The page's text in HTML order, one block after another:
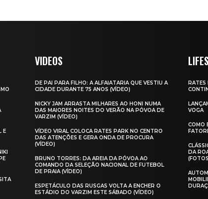
E
VIDEOS
DE PAI PARA FILHO: A ALFAIATARIA QUE VESTIU A
CIDADE DURANTE 75 ANOS (VÍDEO)
NICKY JAM ARRASTA MILHARES AO HONI NUMA
DAS MAIORES NOITES DO VERÃO NA PÓVOA DE
VARZIM (VÍDEO)
VÍDEO VIRAL COLOCA RATES PARK NO CENTRO
DAS ATENÇÕES E GERA ONDA DE PROCURA
(VÍDEO)
BRUNO TORRES: DA AREIA DA PÓVOA AO
COMANDO DA SELEÇÃO NACIONAL DE FUTEBOL
DE PRAIA (VÍDEO)
ESPETÁCULO DAS RUSGAS VOLTA A ENCHER O
ESTÁDIO DO VARZIM ESTE SÁBADO (VÍDEO)
RATES
VOGA
COMO
DA